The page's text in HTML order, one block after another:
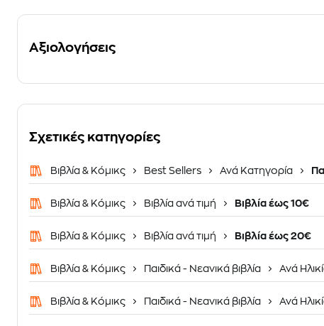
Αξιολογήσεις
Σχετικές κατηγορίες
Βιβλία & Κόμικς Best Sellers Ανά Κατηγορία
Βιβλία & Κόμικς Βιβλία ανά τιμή Βιβλία έως 10€
Βιβλία & Κόμικς Βιβλία ανά τιμή Βιβλία έως 20€
Βιβλία & Κόμικς Παιδικά - Νεανικά βιβλία Ανά
Βιβλία & Κόμικς Παιδικά - Νεανικά βιβλία Ανά